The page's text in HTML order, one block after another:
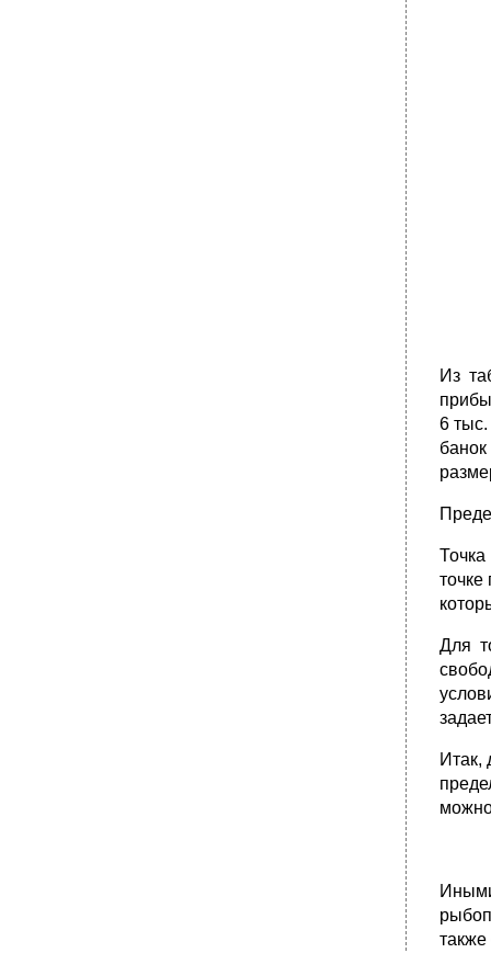
Из
6
Для
Итак,